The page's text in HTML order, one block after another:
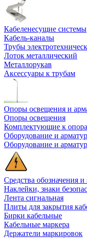
Кабеленесущие системы
Кабель-каналы
Трубы
Лоток металлический
Металлорукав
Аксессуары к трубам
Опоры освещения и
Опоры освещения
Комплектующие к
Оборудование и
Оборудование и
Средства обозначения
Наклейки, знаки
Лента сигнальная
Плиты для закрытия
Бирки кабельные
Кабельные маркера
Держатели маркировок